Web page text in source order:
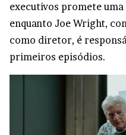
executivos promete
enquanto Joe Wright,
como diretor, é
primeiros episódios.